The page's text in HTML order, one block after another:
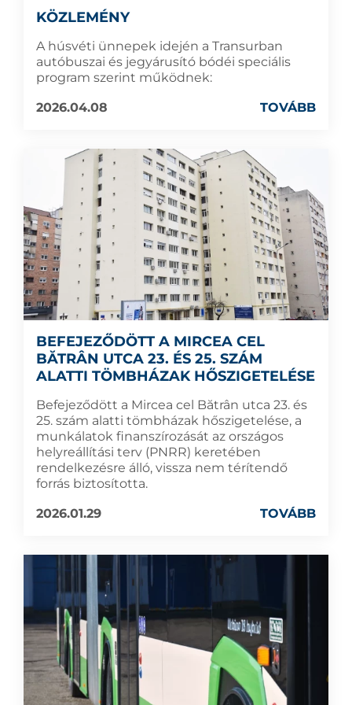
KÖZLEMÉNY
A húsvéti ünnepek idején a Transurban
autóbuszai és jegyárusító bódéi speciális
program szerint működnek:
2026.04.08
TOVÁBB
BEFEJEZŐDÖTT A MIRCEA CEL
BĂTRÂN UTCA 23. ÉS 25. SZÁM
ALATTI TÖMBHÁZAK HŐSZIGETELÉSE
Befejeződött a Mircea cel Bătrân utca 23. és
25. szám alatti tömbházak hőszigetelése, a
munkálatok finanszírozását az országos
helyreállítási terv (PNRR) keretében
rendelkezésre álló, vissza nem térítendő
forrás biztosította.
2026.01.29
TOVÁBB